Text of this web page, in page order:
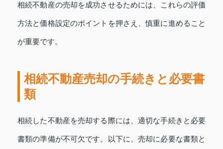
相続不動産の売却を成功させるためには、これらの評価
方法と価格設定のポイントを押さえ、慎重に進めること
が重要です。
相続不動産売却の手続きと必要書
類
相続した不動産を売却する際には、適切な手続きと必要
書類の準備が不可欠です。以下に、売却に必要な書類と